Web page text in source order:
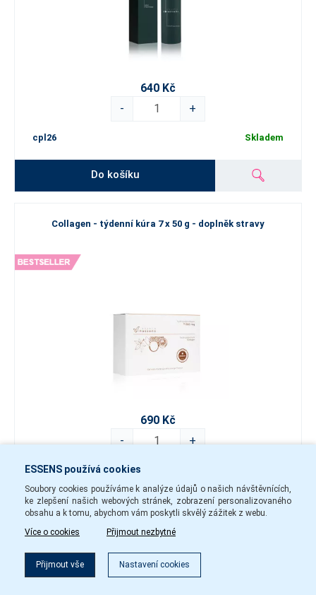
Filtr
640 Kč
-
+
cpl26 Skladem
Do košíku
Collagen - týdenní kúra 7 x 50 g - doplněk stravy
690 Kč
-
+
nsd83
Do košíku
REFILL - Čisticí gel na obličej
ESSENS používá cookies
Soubory cookies používáme k analýze údajů o našich návštěvnících,
ke zlepšení našich webových stránek, zobrazení personalizovaného
obsahu a k tomu, abychom vám poskytli skvělý zážitek z webu.
Více o cookies
Přijmout nezbytné
Přijmout vše Nastavení cookies